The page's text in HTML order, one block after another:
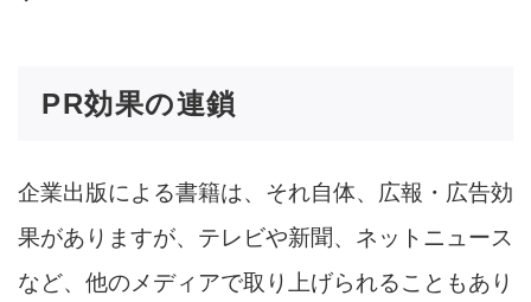
PR効果の連鎖
企業出版による書籍は、それ自体、広報・広告効
果がありますが、テレビや新聞、ネットニュース
など、他のメディアで取り上げられることもあり